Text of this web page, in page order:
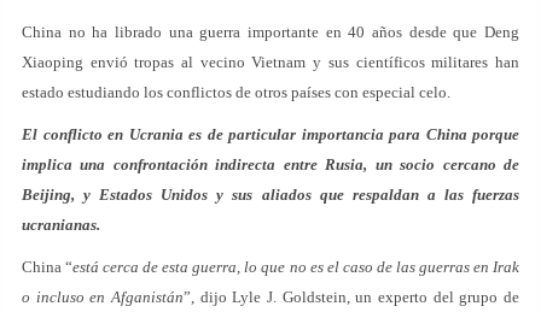
China no ha librado una guerra importante en 40 años desde que Deng
Xiaoping envió tropas al vecino Vietnam y sus científicos militares han
estado estudiando los conflictos de otros países con especial celo.
El conflicto en Ucrania es de particular importancia para China porque
implica una confrontación indirecta entre Rusia, un socio cercano de
Beijing, y Estados Unidos y sus aliados que respaldan a las fuerzas
ucranianas.
China “está cerca de esta guerra, lo que no es el caso de las guerras en Irak
o incluso en Afganistán”, dijo Lyle J. Goldstein, un experto del grupo de